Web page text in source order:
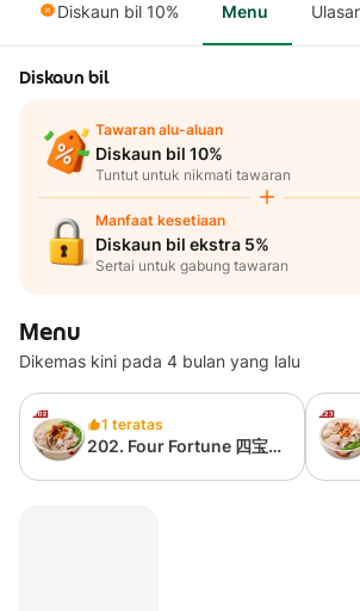
Diskaun bil 10% Menu
Diskaun bil
Tawaran alu-aluan
Diskaun bil 10%
Tuntut untuk nikmati tawaran
Manfaat kesetiaan
Diskaun bil ekstra 5%
Sertai untuk gabung tawaran
Menu
Dikemas kini pada 4 bulan yang lalu
1 teratas
202. Four Fortune 四宝猪